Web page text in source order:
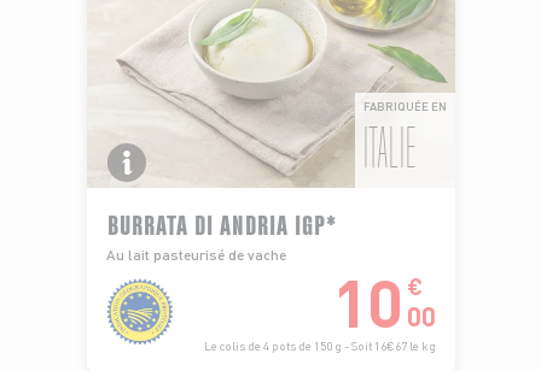
FABRIQUÉE EN
ITALIE
BURRATA DI ANDRIA IGP*
Au lait pasteurisé de vache
10 €
00
Le colis de 4 pots de 150 g - Soit 16€67 le kg